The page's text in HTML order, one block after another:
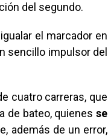
del segundo.
el marcador en
sencillo impulsor del
cuatro carreras, que
de bateo, quienes se
además de un error,